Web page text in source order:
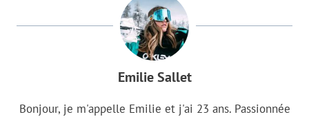
Emilie Sallet
Bonjour, je m'appelle Emilie et j'ai 23 ans. Passionnée